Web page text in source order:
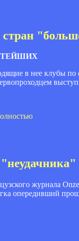
в нее клубы
журнала
опередивший